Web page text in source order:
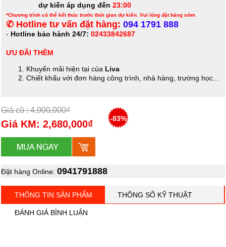
dự kiến áp dụng đến 23:00
*Chương trình có thể kết thúc trước thời gian dự kiến. Vui lòng đặt hàng sớm
✆ Hotline tư vấn đặt hàng: 094 1791 888
- Hotline bảo hành 24/7: 02433842687
ƯU ĐÃI THÊM
Khuyến mãi hiện tại của Liva
Chiết khấu với đơn hàng công trình, nhà hàng, trường học...
Giá cũ : 4,900,000₫
Giá KM: 2,680,000₫ -83%
Đặt hàng Online: 0941791888
THÔNG TIN SẢN PHẨM THÔNG SỐ KỸ THUẬT
ĐÁNH GIÁ BÌNH LUẬN